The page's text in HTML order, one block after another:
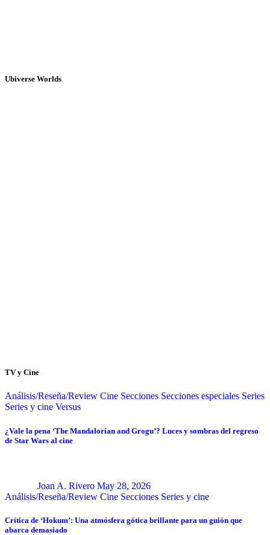
Ubiverse Worlds
TV y Cine
Análisis/Reseña/Review Cine Secciones Secciones especiales Series
Series y cine Versus
¿Vale la pena ‘The Mandalorian and Grogu’? Luces y sombras del regreso
de Star Wars al cine
Joan A. Rivero May 28, 2026
Análisis/Reseña/Review Cine Secciones Series y cine
Crítica de ‘Hokum’: Una atmósfera gótica brillante para un guión que
abarca demasiado